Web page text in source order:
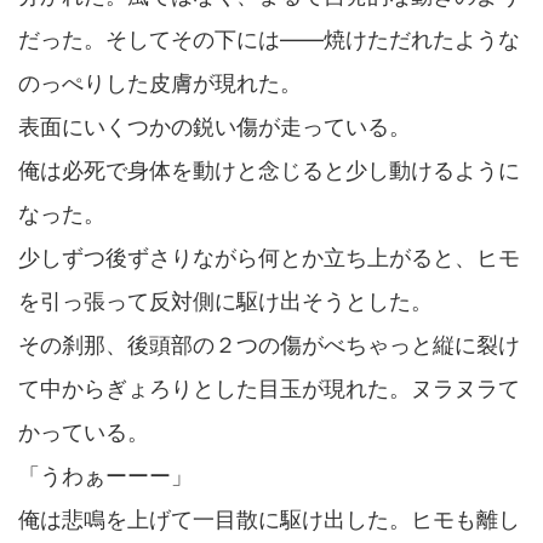
だった。そしてその下には――焼けただれたような
のっぺりした皮膚が現れた。
表面にいくつかの鋭い傷が走っている。
俺は必死で身体を動けと念じると少し動けるように
なった。
少しずつ後ずさりながら何とか立ち上がると、ヒモ
を引っ張って反対側に駆け出そうとした。
その刹那、後頭部の２つの傷がべちゃっと縦に裂け
て中からぎょろりとした目玉が現れた。ヌラヌラて
かっている。
「うわぁーーー」
俺は悲鳴を上げて一目散に駆け出した。ヒモも離し